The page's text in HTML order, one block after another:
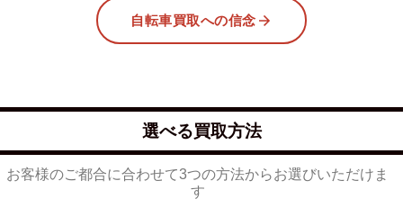
自転車買取への信念
選べる買取方法
お客様のご都合に合わせて3つの方法からお選びいただけま
す